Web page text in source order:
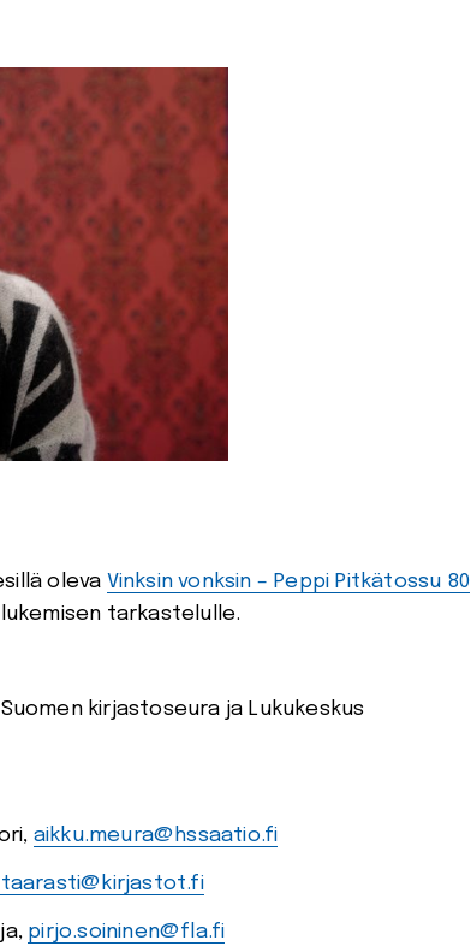
oleva Vinksin vonksin – Peppi Pitkätossu 80
tarkastelulle.
kirjastoseura ja Lukukeskus
aikku.meura@hssaatio.fi
pirjo.soininen@fla.fi